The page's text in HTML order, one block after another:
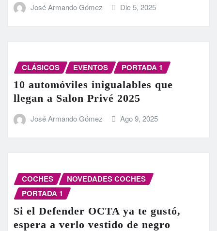
José Armando Gómez Dic 5, 2025
CLÁSICOS EVENTOS PORTADA 1
10 automóviles inigualables que
llegan a Salon Privé 2025
José Armando Gómez Ago 9, 2025
COCHES
NOVEDADES COCHES
PORTADA 1
Si el Defender OCTA ya te gustó,
espera a verlo vestido de negro